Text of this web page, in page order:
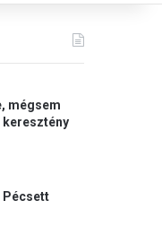
mégsem
keresztény
Pécsett